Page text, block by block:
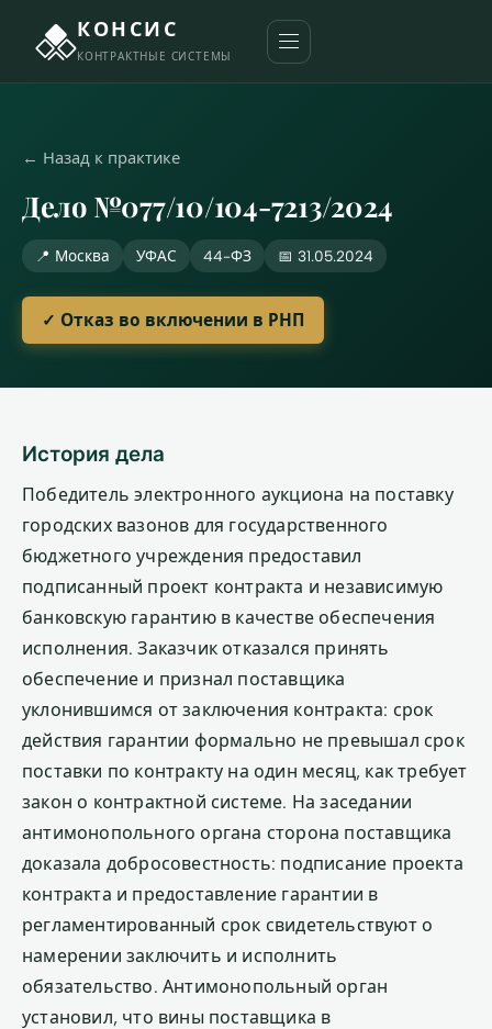
КОНСИС
КОНТРАКТНЫЕ СИСТЕМЫ
← Назад к практике
Дело №077/10/104-7213/2024
📍 Москва УФАС 44-ФЗ 📅 31.05.2024
✓ Отказ во включении в РНП
История дела
Победитель электронного аукциона на поставку
городских вазонов для государственного
бюджетного учреждения предоставил
подписанный проект контракта и независимую
банковскую гарантию в качестве обеспечения
исполнения. Заказчик отказался принять
обеспечение и признал поставщика
уклонившимся от заключения контракта: срок
действия гарантии формально не превышал срок
поставки по контракту на один месяц, как требует
закон о контрактной системе. На заседании
антимонопольного органа сторона поставщика
доказала добросовестность: подписание проекта
контракта и предоставление гарантии в
регламентированный срок свидетельствуют о
намерении заключить и исполнить
обязательство. Антимонопольный орган
установил, что вины поставщика в